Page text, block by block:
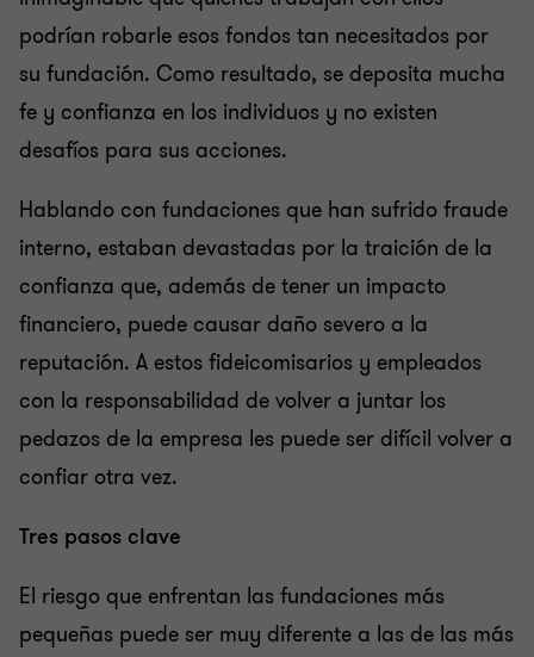
podrían robarle esos fondos tan necesitados por
su fundación. Como resultado, se deposita mucha
fe y confianza en los individuos y no existen
desafíos para sus acciones.
Hablando con fundaciones que han sufrido fraude
interno, estaban devastadas por la traición de la
confianza que, además de tener un impacto
financiero, puede causar daño severo a la
reputación. A estos fideicomisarios y empleados
con la responsabilidad de volver a juntar los
pedazos de la empresa les puede ser difícil volver a
confiar otra vez.
Tres pasos clave
El riesgo que enfrentan las fundaciones más
pequeñas puede ser muy diferente a las de las más